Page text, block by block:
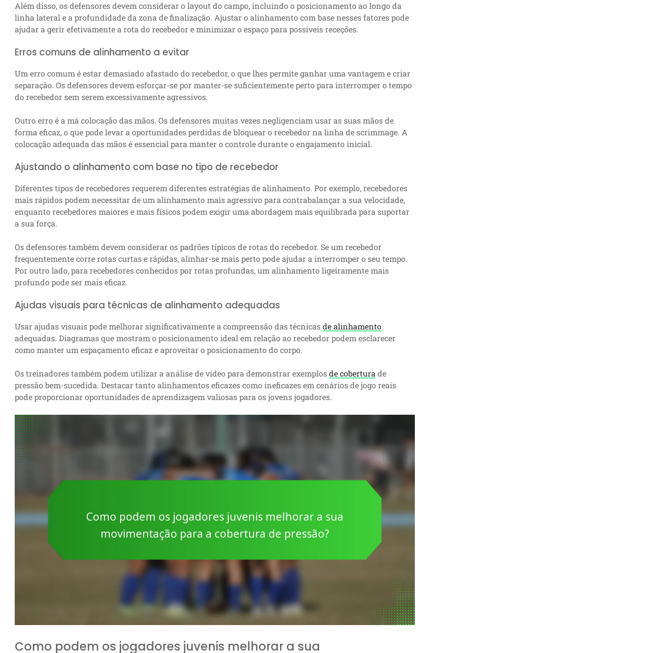
Além disso, os defensores devem considerar o layout do campo, incluindo o posicionamento ao longo da
linha lateral e a profundidade da zona de finalização. Ajustar o alinhamento com base nesses fatores pode
ajudar a gerir efetivamente a rota do recebedor e minimizar o espaço para possíveis receções.
Erros comuns de alinhamento a evitar
Um erro comum é estar demasiado afastado do recebedor, o que lhes permite ganhar uma vantagem e criar
separação. Os defensores devem esforçar-se por manter-se suficientemente perto para interromper o tempo
do recebedor sem serem excessivamente agressivos.
Outro erro é a má colocação das mãos. Os defensores muitas vezes negligenciam usar as suas mãos de
forma eficaz, o que pode levar a oportunidades perdidas de bloquear o recebedor na linha de scrimmage. A
colocação adequada das mãos é essencial para manter o controle durante o engajamento inicial.
Ajustando o alinhamento com base no tipo de recebedor
Diferentes tipos de recebedores requerem diferentes estratégias de alinhamento. Por exemplo, recebedores
mais rápidos podem necessitar de um alinhamento mais agressivo para contrabalançar a sua velocidade,
enquanto recebedores maiores e mais físicos podem exigir uma abordagem mais equilibrada para suportar
a sua força.
Os defensores também devem considerar os padrões típicos de rotas do recebedor. Se um recebedor
frequentemente corre rotas curtas e rápidas, alinhar-se mais perto pode ajudar a interromper o seu tempo.
Por outro lado, para recebedores conhecidos por rotas profundas, um alinhamento ligeiramente mais
profundo pode ser mais eficaz.
Ajudas visuais para técnicas de alinhamento adequadas
Usar ajudas visuais pode melhorar significativamente a compreensão das técnicasde alinhamento
adequadas. Diagramas que mostram o posicionamento ideal em relação ao recebedor podem esclarecer
como manter um espaçamento eficaz e aproveitar o posicionamento do corpo.
Os treinadores também podem utilizar a análise de vídeo para demonstrar exemplosde coberturade
pressão bem-sucedida. Destacar tanto alinhamentos eficazes como ineficazes em cenários de jogo reais
pode proporcionar oportunidades de aprendizagem valiosas para os jovens jogadores.
Como podem os jogadores juvenis melhorar a sua